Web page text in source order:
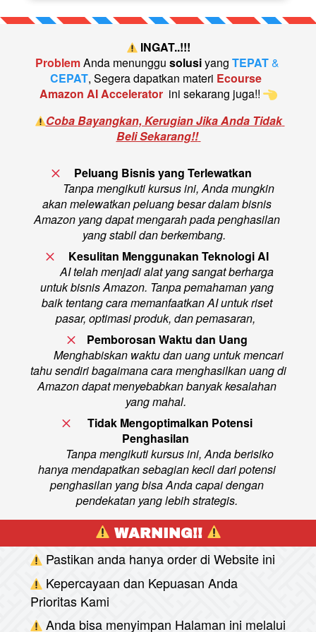
INGAT..!!!
ProblemAnda menunggu solusiyang TEPAT
CEPAT, Segera dapatkan materi
Ecourse
Amazon AI Accelerator ini sekarang juga!!
Coba Bayangkan, Kerugian Jika Anda Tidak
Beli Sekarang!!
Peluang Bisnis yang Terlewatkan
Tanpa mengikuti kursus ini, Anda mungkin
akan melewatkan peluang besar dalam bisnis
Amazon yang dapat mengarah pada penghasilan
yang stabil dan berkembang.
Kesulitan Menggunakan Teknologi AI
AI telah menjadi alat yang sangat berharga
untuk bisnis Amazon. Tanpa pemahaman yang
baik tentang cara memanfaatkan AI untuk riset
pasar, optimasi produk, dan pemasaran,
Pemborosan Waktu dan Uang
Menghabiskan waktu dan uang untuk mencari
tahu sendiri bagaimana cara menghasilkan uang di
Amazon dapat menyebabkan banyak kesalahan
yang mahal.
Tidak Mengoptimalkan Potensi
Penghasilan
Tanpa mengikuti kursus ini, Anda berisiko
hanya mendapatkan sebagian kecil dari potensi
penghasilan yang bisa Anda capai dengan
pendekatan yang lebih strategis.
WARNING!!
Pastikan anda hanya order di Website ini
Kepercayaan dan Kepuasan Anda
Prioritas Kami
Anda bisa menyimpan Halaman ini melalui